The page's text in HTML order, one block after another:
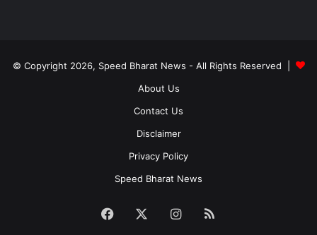
© Copyright 2026, Speed Bharat News - All Rights Reserved |
About Us
Contact Us
Disclaimer
Privacy Policy
Speed Bharat News
Facebook Instagram
RSS